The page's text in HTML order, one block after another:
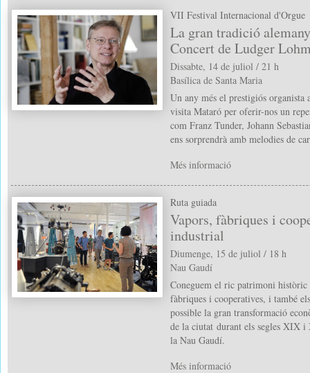
VII Festival Internacional d'Orgue
La gran tradició
Concert de Ludger
Dissabte, 14 de juliol / 21 h
Basílica de Santa Maria
Un any més el prestigiós
visita Mataró per oferir-nos un
com Franz Tunder, Johann
ens sorprendrà amb melodies de
Més informació
Ruta guiada
Vapors, fàbriques i
industrial
Diumenge, 15 de juliol / 18 h
Nau Gaudí
Coneguem el ric patrimoni històric
fàbriques i cooperatives, i també
possible la gran transformació
de la ciutat durant els segles XIX
la Nau Gaudí.
Més informació